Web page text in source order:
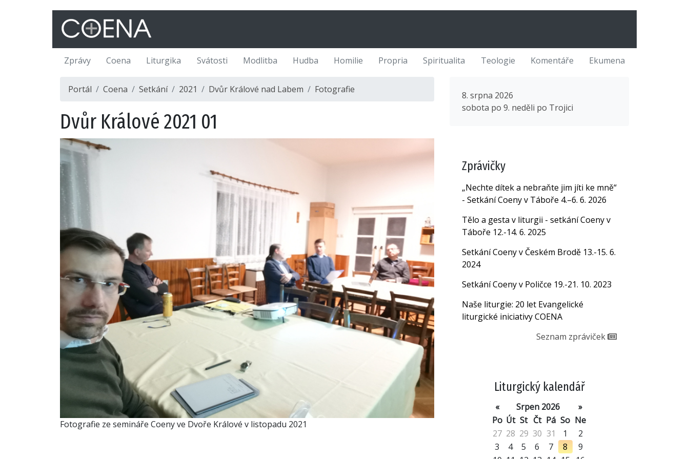
Zprávy Coena Liturgika Svátosti Modlitba Hudba Homilie Propria Spiritualita Teologie Komentáře Ekumena
Portál Coena Setkání 2021 Dvůr Králové nad Labem Fotografie
Dvůr Králové 2021 01
Fotografie ze semináře Coeny ve Dvoře Králové v listopadu 2021
8. srpna 2026
sobota po 9. neděli po Trojici
Zprávičky
„Nechte dítek a nebraňte jim jíti ke mně“
- Setkání Coeny v Táboře 4.–6. 6. 2026
Tělo a gesta v liturgii - setkání Coeny v
Táboře 12.-14. 6. 2025
Setkání Coeny v Českém Brodě 13.-15. 6.
2024
Setkání Coeny v Poličce 19.-21. 10. 2023
Naše liturgie: 20 let Evangelické
liturgické iniciativy COENA
Seznam zpráviček
Liturgický kalendář
« Srpen 2026
»
Po Út St Čt Pá So Ne
27 28 29 30 31 1
2
3
4 5 6 7 8
9